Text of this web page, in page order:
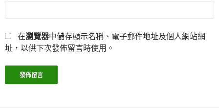
在瀏覽器中儲存顯示名稱、電子郵件地址及個人網站網
址，以供下次發佈留言時使用。